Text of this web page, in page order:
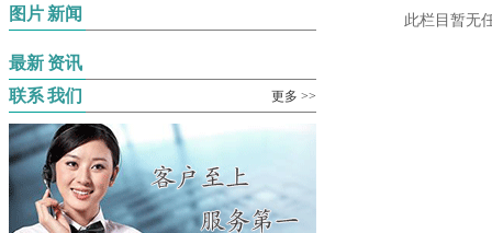
图片 新闻
最新 资讯
联系我们 更多 >>
此栏目暂无